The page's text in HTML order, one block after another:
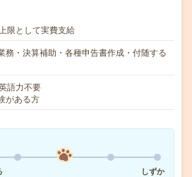
限として実費支給
務・決算補助・各種申告書作成・付随する
語力不要
がある方
しずか